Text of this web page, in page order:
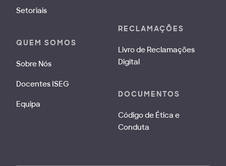
Setoriais
QUEM SOMOS
Sobre Nós
Docentes ISEG
Equipa
RECLAMAÇÕES
Livro de Reclamações
Digital
DOCUMENTOS
Código de Ética e
Conduta